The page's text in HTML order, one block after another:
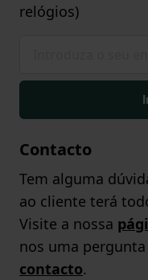
relógios)
Contacto
Tem alguma
ao cliente terá
Visite a nossa
nos uma
contacto.